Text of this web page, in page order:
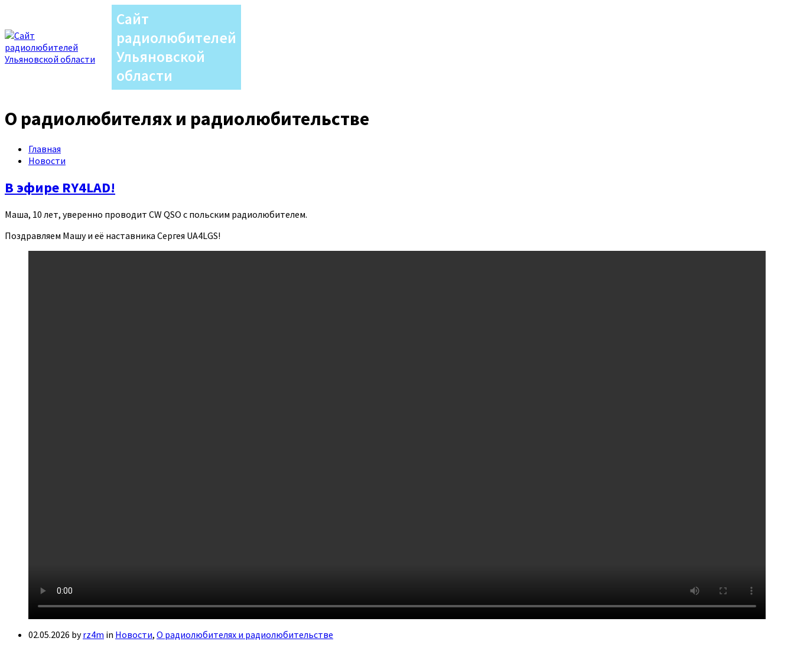
Сайт
радиолюбителей
Ульяновской
области
О радиолюбителях и радиолюбительстве
Главная
Новости
В эфире RY4LAD!
Маша, 10 лет, уверенно проводит CW QSO с польским радиолюбителем.
Поздравляем Машу и её наставника Сергея UA4LGS!
02.05.2026 byrz4m in Новости, О радиолюбителях и радиолюбительстве